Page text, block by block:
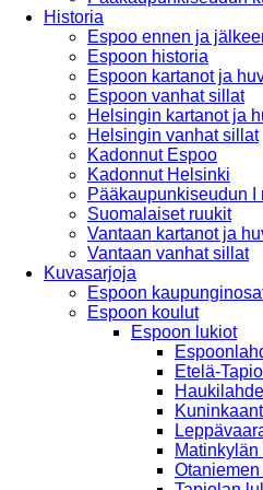
Historia
Espoo ennen ja
Espoon historia
Espoon kartanot ja
Espoon vanhat sillat
Helsingin kartanot ja
Helsingin vanhat sillat
Kadonnut Espoo
Kadonnut Helsinki
Pääkaupunkiseudun
Suomalaiset ruukit
Vantaan kartanot ja
Vantaan vanhat sillat
Kuvasarjoja
Espoon
Espoon koulut
Espoon lukiot
Etelä-